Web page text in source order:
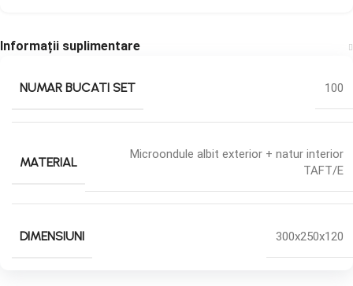
Informații suplimentare
NUMAR BUCATI SET 100
MATERIAL
Microondule albit exterior + natur interior
TAFT/E
DIMENSIUNI 300x250x120